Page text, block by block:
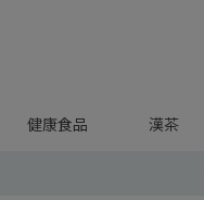
健康食品 漢茶